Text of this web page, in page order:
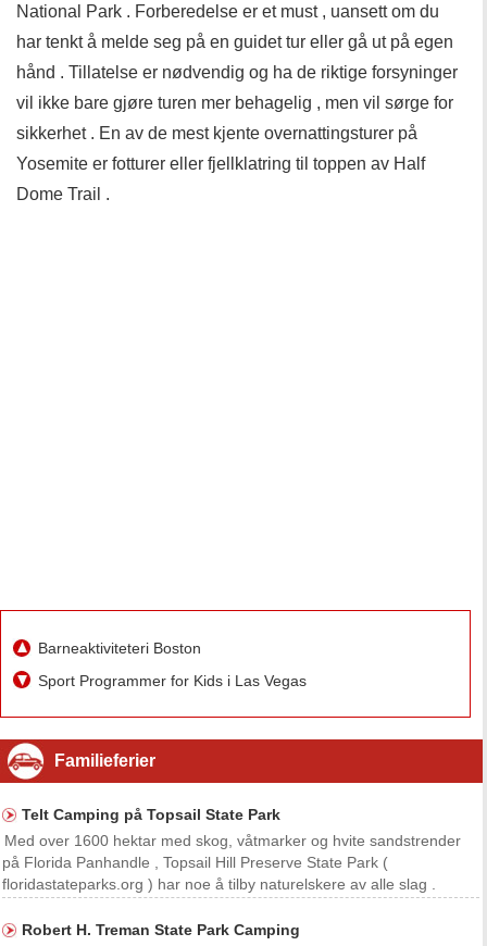
National Park . Forberedelse er et must , uansett om du
har tenkt å melde seg på en guidet tur eller gå ut på egen
hånd . Tillatelse er nødvendig og ha de riktige forsyninger
vil ikke bare gjøre turen mer behagelig , men vil sørge for
sikkerhet . En av de mest kjente overnattingsturer på
Yosemite er fotturer eller fjellklatring til toppen av Half
Dome Trail .
Barneaktiviteteri Boston
Sport Programmer for Kids i Las Vegas
Familieferier
Telt Camping på Topsail State Park
Med over 1600 hektar med skog, våtmarker og hvite sandstrender
på Florida Panhandle , Topsail Hill Preserve State Park (
floridastateparks.org ) har noe å tilby naturelskere av alle slag .
2010 . Hvis Topsail virker for stor til å utforske
Robert H. Treman State Park Camping